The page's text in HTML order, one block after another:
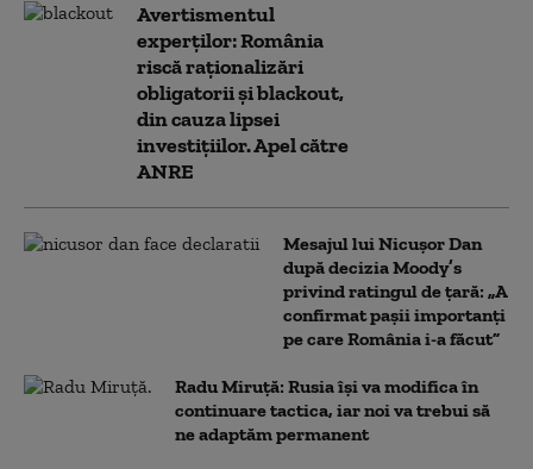
Avertismentul
experților: România
riscă raționalizări
obligatorii și blackout,
din cauza lipsei
investițiilor. Apel către
ANRE
Mesajul lui Nicușor Dan
după decizia Moody’s
privind ratingul de țară: „A
confirmat pașii importanți
pe care România i-a făcut”
Radu Miruță: Rusia își va modifica în
continuare tactica, iar noi va trebui să
ne adaptăm permanent